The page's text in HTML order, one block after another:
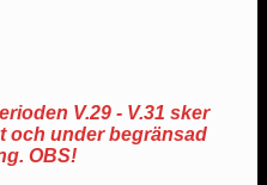
V.29 - V.31 sker
och under begränsad
OBS!